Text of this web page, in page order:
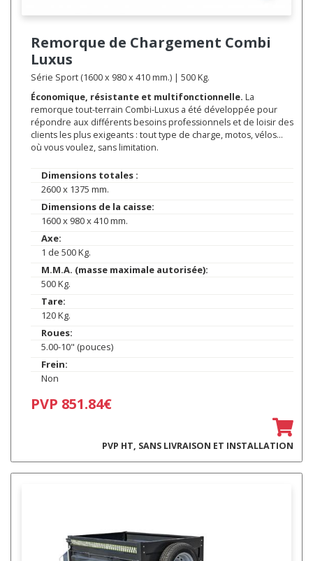
Remorque de Chargement Combi
Luxus
Série Sport (1600 x 980 x 410 mm.) | 500 Kg.
Économique, résistante et multifonctionnelle. La
remorque tout-terrain Combi-Luxus a été développée pour
répondre aux différents besoins professionnels et de loisir des
clients les plus exigeants : tout type de charge, motos, vélos…
où vous voulez, sans limitation.
Dimensions totales :
2600 x 1375 mm.
Dimensions de la caisse:
1600 x 980 x 410 mm.
Axe:
1 de 500 Kg.
M.M.A. (masse maximale autorisée):
500 Kg.
Tare:
120 Kg.
Roues:
5.00-10" (pouces)
Frein:
Non
PVP 851.84€
PVP HT, SANS LIVRAISON ET INSTALLATION